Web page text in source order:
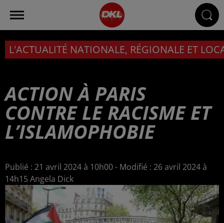
L'ACTUALITÉ NATIONALE, RÉGIONALE ET
ACTION À PARIS
CONTRE LE RACISME ET
L’ISLAMOPHOBIE
Publié : 21 avril 2024 à 10h00 - Modifié : 26 avril 2024 à
14h15 Angela Dick